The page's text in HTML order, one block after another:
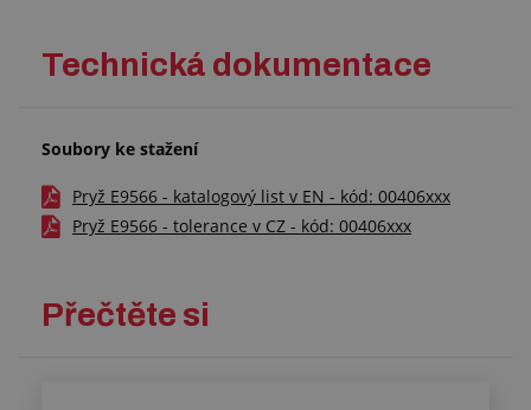
Technická dokumentace
Soubory ke stažení
Pryž E9566 - katalogový list v EN - kód: 00406xxx
Pryž E9566 - tolerance v CZ - kód: 00406xxx
Přečtěte si